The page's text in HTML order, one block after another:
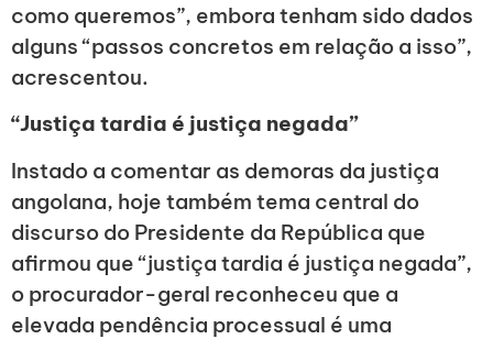
como queremos”, embora tenham sido dados
alguns “passos concretos em relação a isso”,
acrescentou.
“Justiça tardia é justiça negada”
Instado a comentar as demoras da justiça
angolana, hoje também tema central do
discurso do Presidente da República que
afirmou que “justiça tardia é justiça negada”,
o procurador-geral reconheceu que a
elevada pendência processual é uma